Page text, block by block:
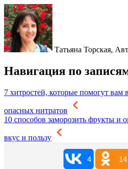
Татьяна Торская,
Навигация по
7 хитростей, которые помогут вам
опасных нитратов
10 способов заморозить фрукты и
вкус и пользу
4 14